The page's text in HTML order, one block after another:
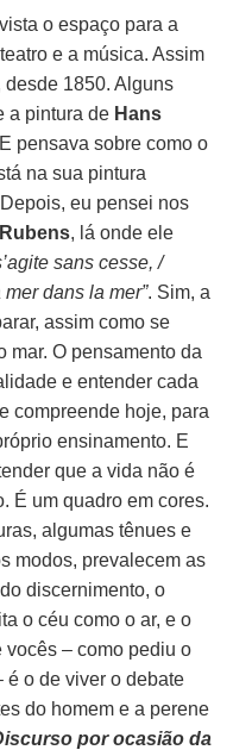
o espaço para a
e a música. Assim
1850. Alguns
a pintura de Hans
pensava sobre como o
na sua pintura
eu pensei nos
Rubens, lá onde ele
sans cesse, /
dans la mer”. Sim, a
assim como se
mar. O pensamento da
e entender cada
compreende hoje, para
ensinamento. E
que a vida não é
É um quadro em cores.
algumas tênues e
modos, prevalecem as
discernimento, o
o céu como o ar, e o
vocês – como pediu o
é o de viver o debate
do homem e a perene
por ocasião da